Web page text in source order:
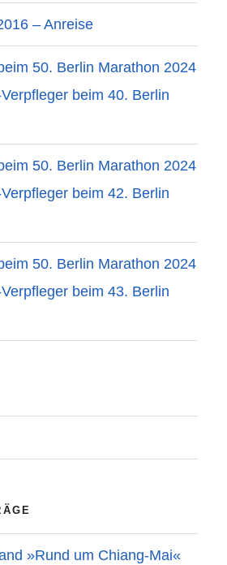
– Anreise
50. Berlin Marathon 2024
beim 40. Berlin
50. Berlin Marathon 2024
beim 42. Berlin
50. Berlin Marathon 2024
beim 43. Berlin
»Rund um Chiang-Mai«